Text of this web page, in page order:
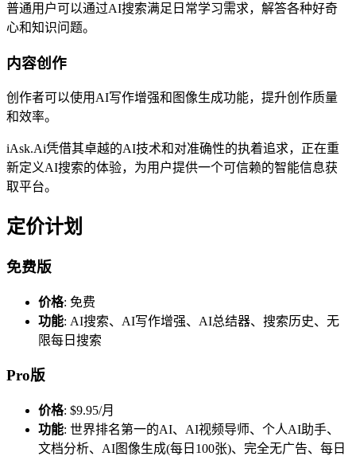
普通用户可以通过AI搜索满足日常学习需求，解答各种好奇
心和知识问题。
内容创作
创作者可以使用AI写作增强和图像生成功能，提升创作质量
和效率。
iAsk.Ai凭借其卓越的AI技术和对准确性的执着追求，正在重
新定义AI搜索的体验，为用户提供一个可信赖的智能信息获
取平台。
定价计划
免费版
价格: 免费
功能: AI搜索、AI写作增强、AI总结器、搜索历史、无
限每日搜索
Pro版
价格: $9.95/月
功能: 世界排名第一的AI、AI视频导师、个人AI助手、
文档分析、AI图像生成(每日100张)、完全无广告、每日